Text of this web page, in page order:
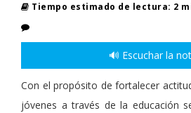
Tiempo estimado de lectura: 2
🔊 Escuchar la
Con el propósito de fortalecer
jóvenes a través de la educación